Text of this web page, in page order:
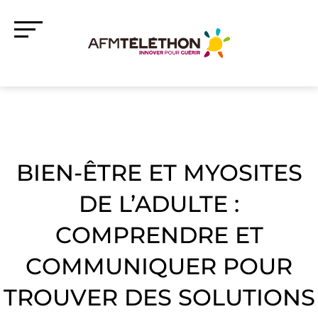
BIEN-ÊTRE ET MYOSITES
DE L’ADULTE :
COMPRENDRE ET
COMMUNIQUER POUR
TROUVER DES SOLUTIONS